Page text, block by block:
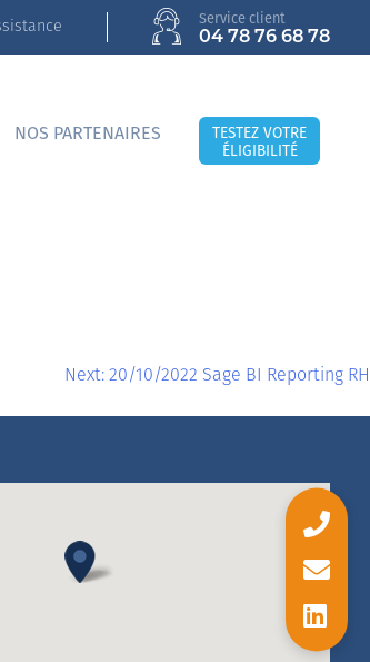
Service client
04 78 76 68 78
NOS PARTENAIRES
TESTEZ VOTRE
ÉLIGIBILITÉ
Next: 20/10/2022 Sage BI Reporting RH